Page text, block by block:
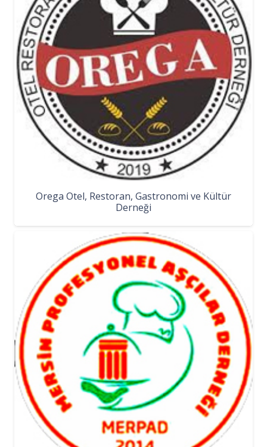
Orega Otel, Restoran, Gastronomi ve Kültür
Derneği